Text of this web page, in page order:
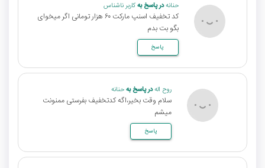
حنانهدر پاسخ بهکاربر ناشناس
کد تخفیف اسنپ مارکت ۶۰ هزار تومانی اگر میخوای
بگو بت بدم
پاسخ
روح الهدر پاسخ بهحنانه
سلام وقت بخیر،اگه کدتخفیف بفرستی ممنونت
میشم
پاسخ